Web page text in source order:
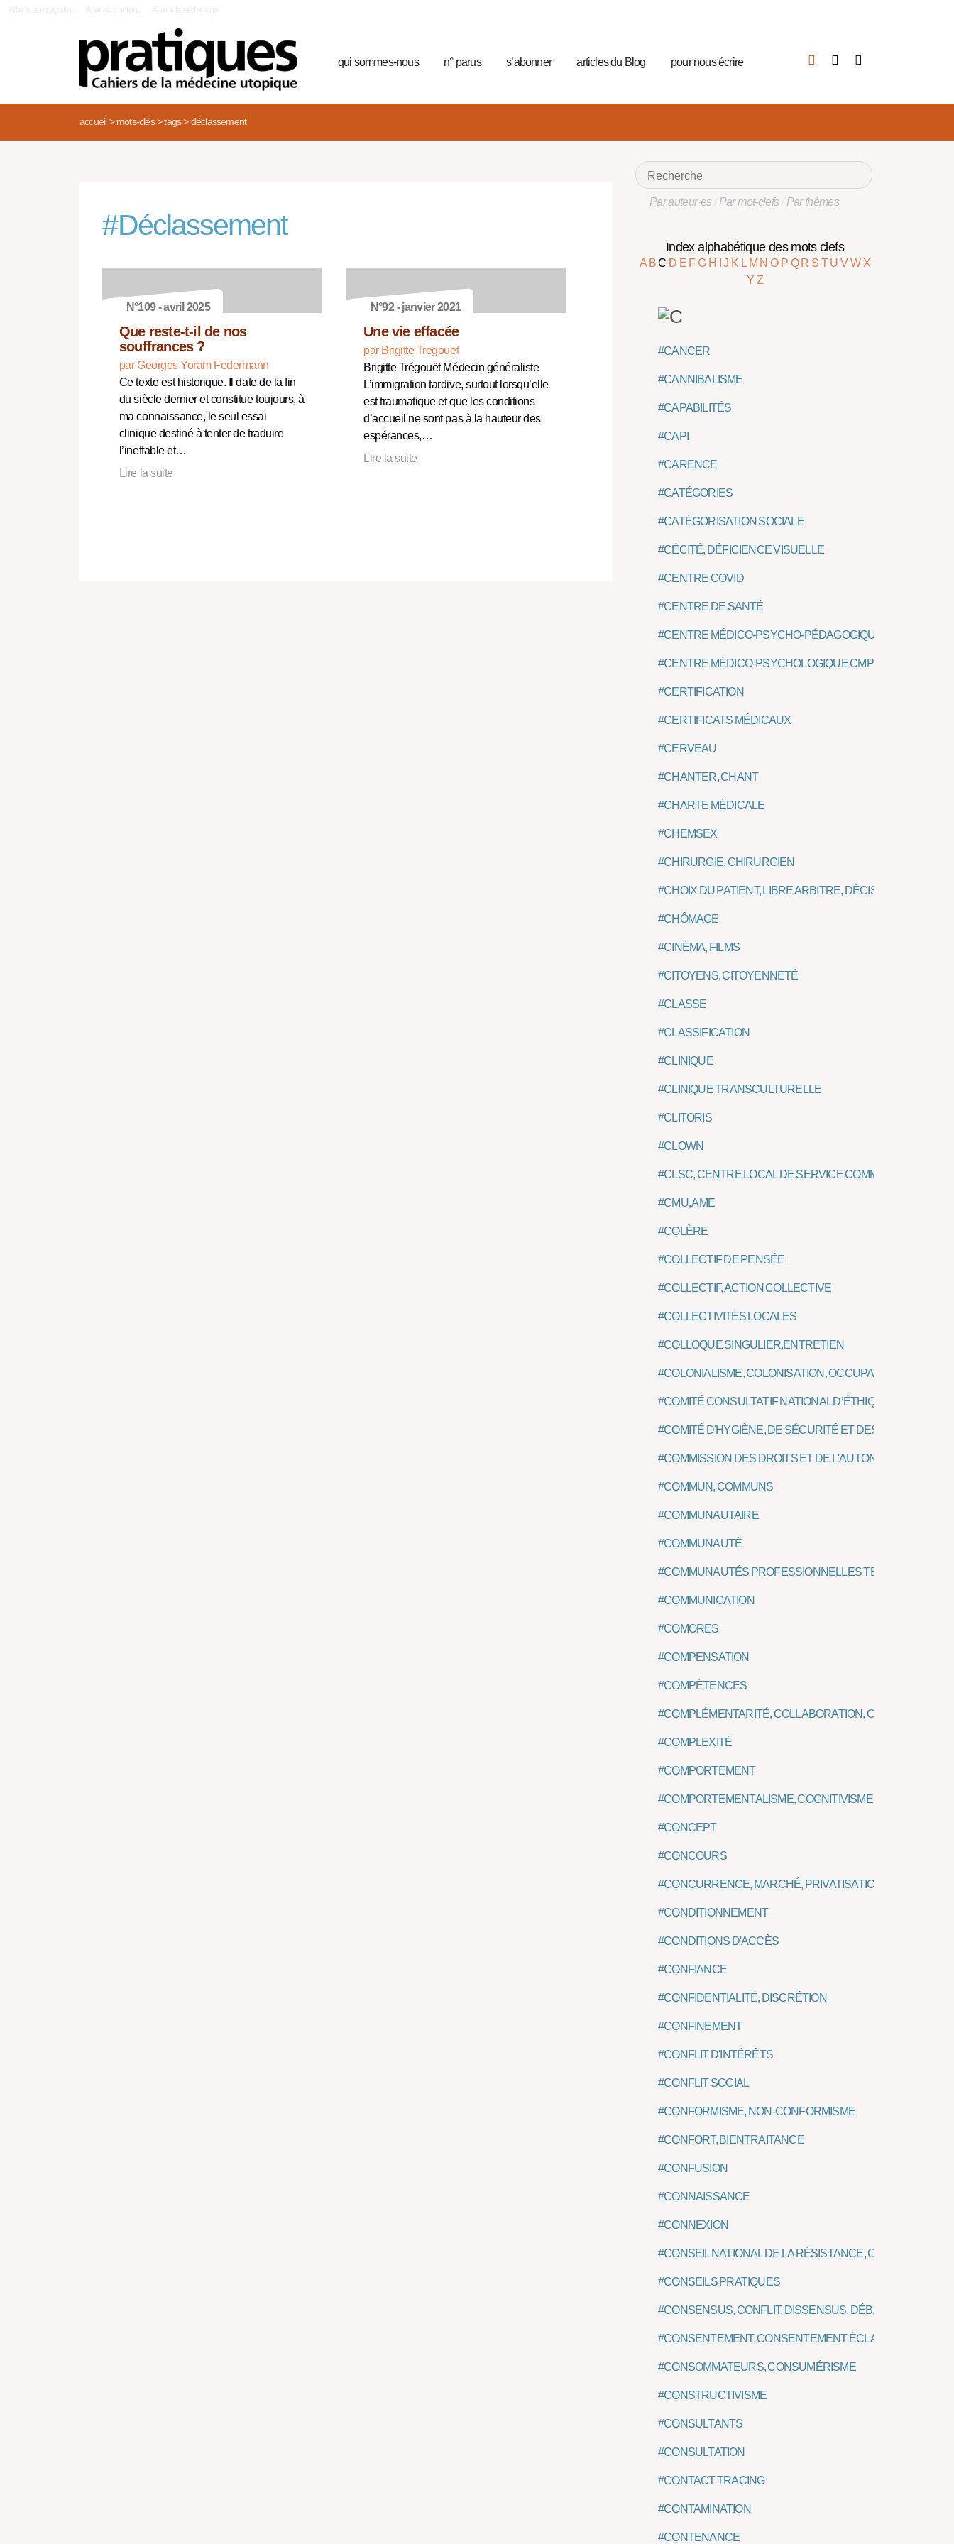
qui sommes-nous n° parus s’abonner articles du Blog pour nous écrire
accueil> mots-clés> tags> déclassement
#Déclassement
N°109 - avril 2025
Que reste-t-il de nos
souffrances ?
par Georges Yoram Federmann
Ce texte est historique. Il date de la fin
du siècle dernier et constitue toujours, à
ma connaissance, le seul essai
clinique destiné à tenter de traduire
l’ineffable et…
Lire la suite
N°92 - janvier 2021
Une vie effacée
par Brigitte Tregouet
Brigitte Trégouët Médecin généraliste
L’immigration tardive, surtout lorsqu’elle
est traumatique et que les conditions
d’accueil ne sont pas à la hauteur des
espérances,…
Lire la suite
Par auteur·es/Par mot-clefs/Par thèmes
Index alphabétique des mots clefs
A BC D E FG H IJ K L M NO P Q R S TUVW X
Y Z
#CANCER
#CANNIBALISME
#CAPABILITÉS
#CAPI
#CARENCE
#CATÉGORIES
#CATÉGORISATION SOCIALE
#CÉCITÉ, DÉFICIENCE VISUELLE
#CENTRE COVID
#CENTRE DE SANTÉ
#CENTRE MÉDICO-PSYCHO-PÉDAGOGIQUE CMPP
#CENTRE MÉDICO-PSYCHOLOGIQUE CMP
#CERTIFICATION
#CERTIFICATS MÉDICAUX
#CERVEAU
#CHANTER, CHANT
#CHARTE MÉDICALE
#CHEMSEX
#CHIRURGIE, CHIRURGIEN
#CHOIX DU PATIENT, LIBRE ARBITRE, DÉCISION
#CHÔMAGE
#CINÉMA, FILMS
#CITOYENS, CITOYENNETÉ
#CLASSE
#CLASSIFICATION
#CLINIQUE
#CLINIQUE TRANSCULTURELLE
#CLITORIS
#CLOWN
#CLSC, CENTRE LOCAL DE SERVICE COMMUNAUTAIRE
#CMU, AME
#COLÈRE
#COLLECTIF DE PENSÉE
#COLLECTIF, ACTION COLLECTIVE
#COLLECTIVITÉS LOCALES
#COLLOQUE SINGULIER,ENTRETIEN
#COLONIALISME, COLONISATION, OCCUPATION
#COMITÉ CONSULTATIF NATIONAL D’ÉTHIQUE (CCNE)
#COMITÉ D'HYGIÈNE, DE SÉCURITÉ ET DES CONDITIONS
#COMMISSION DES DROITS ET DE L'AUTONOMIE DES
#COMMUN, COMMUNS
#COMMUNAUTAIRE
#COMMUNAUTÉ
#COMMUNAUTÉS PROFESSIONNELLES TERRITORIALES
#COMMUNICATION
#COMORES
#COMPENSATION
#COMPÉTENCES
#COMPLÉMENTARITÉ, COLLABORATION, COOPÉRATION,
#COMPLEXITÉ
#COMPORTEMENT
#COMPORTEMENTALISME, COGNITIVISME
#CONCEPT
#CONCOURS
#CONCURRENCE, MARCHÉ, PRIVATISATION
#CONDITIONNEMENT
#CONDITIONS D'ACCÈS
#CONFIANCE
#CONFIDENTIALITÉ, DISCRÉTION
#CONFINEMENT
#CONFLIT D'INTÉRÊTS
#CONFLIT SOCIAL
#CONFORMISME, NON-CONFORMISME
#CONFORT, BIENTRAITANCE
#CONFUSION
#CONNAISSANCE
#CONNEXION
#CONSEIL NATIONAL DE LA RÉSISTANCE, CNR
#CONSEILS PRATIQUES
#CONSENSUS, CONFLIT, DISSENSUS, DÉBAT
#CONSENTEMENT, CONSENTEMENT ÉCLAIRÉ
#CONSOMMATEURS, CONSUMÉRISME
#CONSTRUCTIVISME
#CONSULTANTS
#CONSULTATION
#CONTACT TRACING
#CONTAMINATION
#CONTENANCE